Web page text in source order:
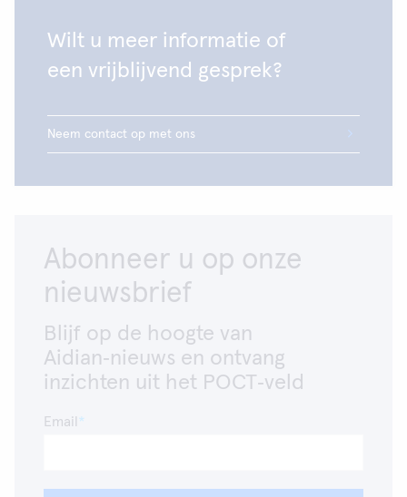
toevoegen van het monster of besturingselement
aan de QuikRead go easy CRP-cuvetten. Andere
niet geschikt voor deze test.
Wilt u meer informatie of
een vrijblijvend gesprek?
Neem contact op met ons
Abonneer u op onze
nieuwsbrief
Blijf op de hoogte van
Aidian‑nieuws en ontvang
inzichten uit het POCT‑veld
Email